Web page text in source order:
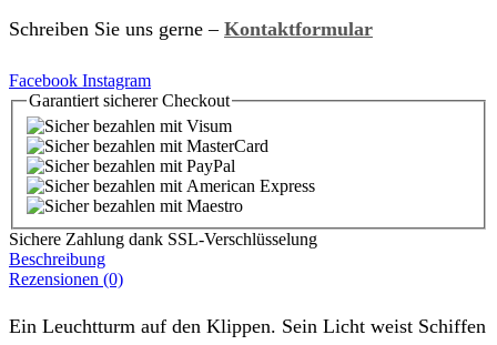
Schreiben Sie uns gerne – Kontaktformular
Facebook Instagram
Garantiert sichererCheckout
Sichere Zahlung dank SSL-Verschlüsselung
Beschreibung
Rezensionen (0)
Ein Leuchtturm auf den Klippen. Sein Licht weist Schiffen